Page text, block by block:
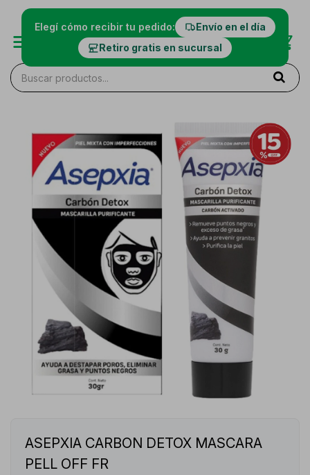
Elegí cómo recibir tu pedido:
Envío en el día
Retiro gratis en sucursal
ASEPXIA CARBON DETOX MASCARA
PELL OFF FR